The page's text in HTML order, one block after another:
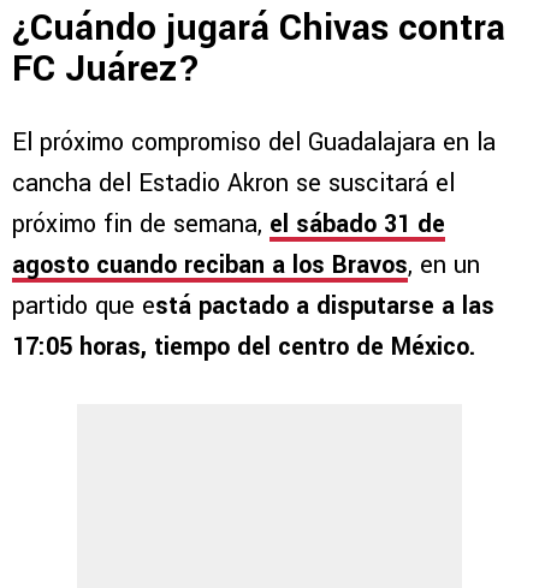
¿Cuándo jugará Chivas contra
FC Juárez?
El próximo compromiso del Guadalajara en la
cancha del Estadio Akron se suscitará el
próximo fin de semana, el sábado 31 de
agosto cuando reciban a los Bravos, en un
partido que está pactado a disputarse a las
17:05 horas, tiempo del centro de México.